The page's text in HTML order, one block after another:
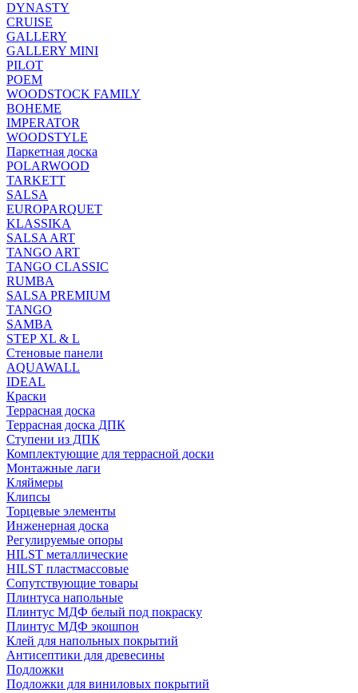
DYNASTY
CRUISE
GALLERY
GALLERY MINI
PILOT
POEM
WOODSTOCK FAMILY
BOHEME
IMPERATOR
WOODSTYLE
Паркетная доска
POLARWOOD
TARKETT
SALSA
EUROPARQUET
KLASSIKA
SALSA ART
TANGO ART
TANGO CLASSIC
RUMBA
SALSA PREMIUM
TANGO
SAMBA
STEP XL & L
Стеновые панели
AQUAWALL
IDEAL
Краски
Террасная доска
Террасная доска ДПК
Ступени из ДПК
Комплектующие для террасной доски
Монтажные лаги
Кляймеры
Клипсы
Торцевые элементы
Инженерная доска
Регулируемые опоры
HILST металлические
HILST пластмассовые
Сопутствующие товары
Плинтуса напольные
Плинтус МДФ белый под покраску
Плинтус МДФ экошпон
Клей для напольных покрытий
Антисептики для древесины
Подложки
Подложки для виниловых покрытий